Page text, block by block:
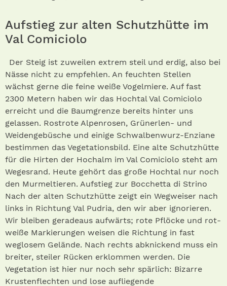
Aufstieg zur alten Schutzhütte im
Val Comiciolo
Der Steig ist zuweilen extrem steil und erdig, also bei
Nässe nicht zu empfehlen. An feuchten Stellen
wächst gerne die feine weiße Vogelmiere. Auf fast
2300 Metern haben wir das Hochtal Val Comiciolo
erreicht und die Baumgrenze bereits hinter uns
gelassen. Rostrote Alpenrosen, Grünerlen- und
Weidengebüsche und einige Schwalbenwurz-Enziane
bestimmen das Vegetationsbild. Eine alte Schutzhütte
für die Hirten der Hochalm im Val Comiciolo steht am
Wegesrand. Heute gehört das große Hochtal nur noch
den Murmeltieren. Aufstieg zur Bocchetta di Strino
Nach der alten Schutzhütte zeigt ein Wegweiser nach
links in Richtung Val Pudria, den wir aber ignorieren.
Wir bleiben geradeaus aufwärts; rote Pflöcke und rot-
weiße Markierungen weisen die Richtung in fast
weglosem Gelände. Nach rechts abknickend muss ein
breiter, steiler Rücken erklommen werden. Die
Vegetation ist hier nur noch sehr spärlich: Bizarre
Krustenflechten und lose aufliegende